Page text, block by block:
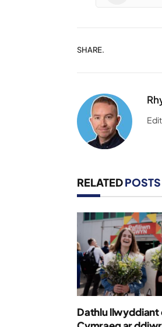
SHARE.
RELATEDPOSTS
Dathlu